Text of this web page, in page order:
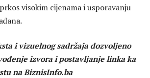
visokim cijenama i usporavanju
i vizuelnog sadržaja dozvoljeno
izvora i postavljanje linka ka
na BiznisInfo.ba